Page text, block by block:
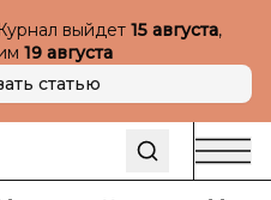
выйдет 15 августа,
19 августа
статью